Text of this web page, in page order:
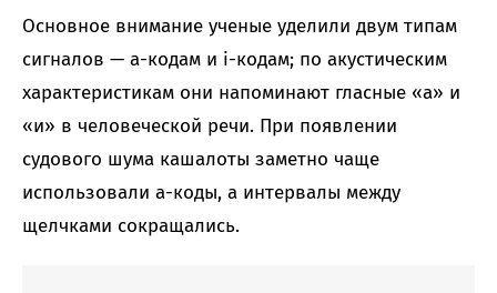
Основное внимание ученые уделили двум типам
сигналов — a-кодам и i-кодам; по акустическим
характеристикам они напоминают гласные «а» и
«и» в человеческой речи. При появлении
судового шума кашалоты заметно чаще
использовали a-коды, а интервалы между
щелчками сокращались.